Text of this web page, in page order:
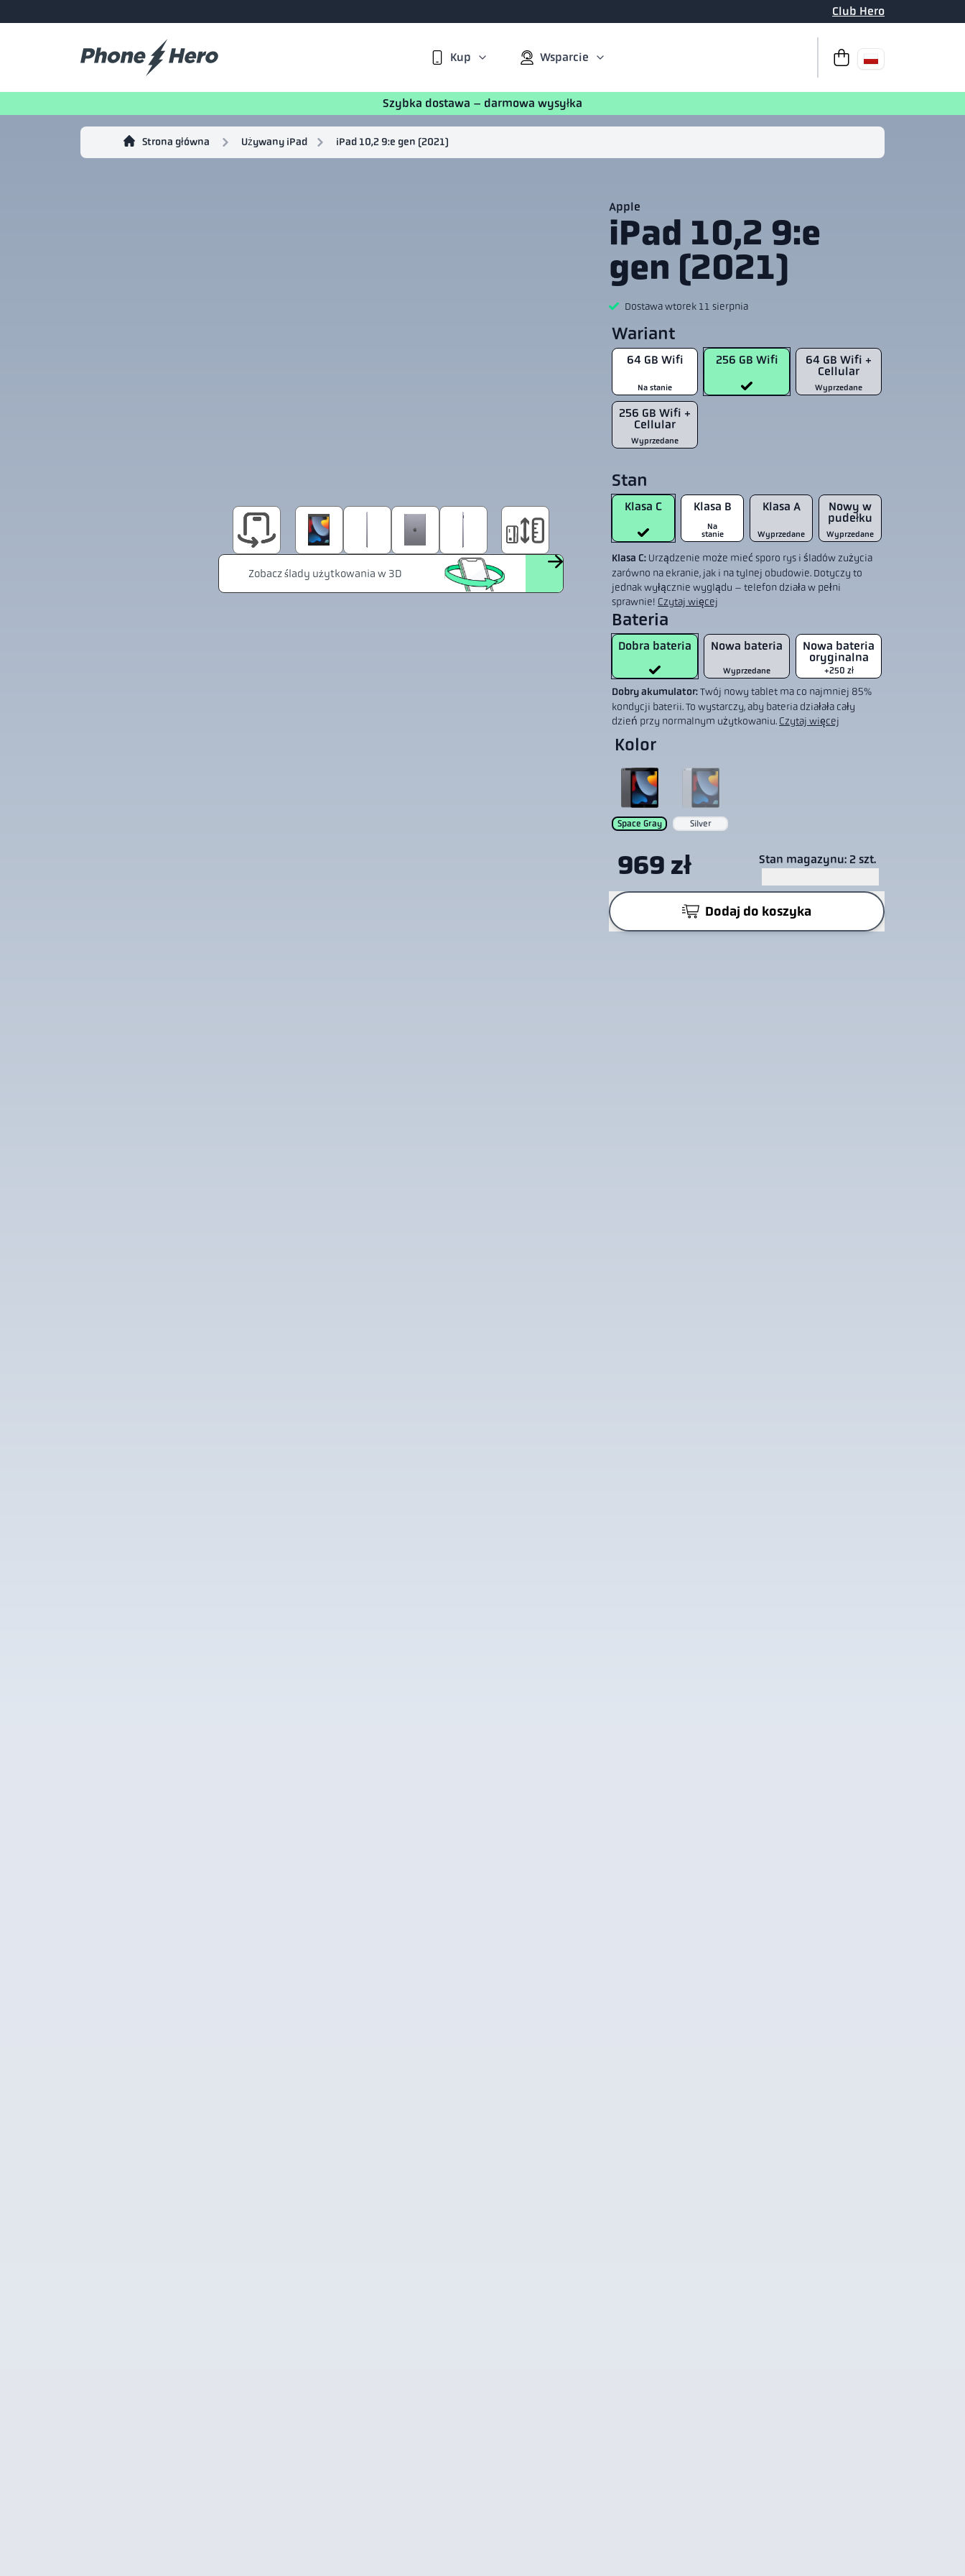
Club Hero
Kup Wsparcie
Do kasy Twój koszyk jest
Szybka dostawa – darmowa wysyłka
Strona główna Używany iPad iPad 10,2 9:e gen (2021)
Apple
iPad 10,2 9:e
gen (2021)
Dostawa wtorek 11 sierpnia
Wariant
64 GB Wifi
Na stanie
256 GB Wifi
64 GB Wifi +
Cellular
Wyprzedane
256 GB Wifi +
Cellular
Wyprzedane
Stan
Klasa C Klasa B
Na
stanie
Klasa A
Wyprzedane
Nowy w
pudełku
Wyprzedane
Klasa C: Urządzenie może mieć sporo rys i śladów zużycia
zarówno na ekranie, jak i na tylnej obudowie. Dotyczy to
jednak wyłącznie wyglądu – telefon działa w pełni
sprawnie! Czytaj więcej
Bateria
Dobra bateria Nowa bateria
Wyprzedane
Nowa bateria
oryginalna
+250 zł
Dobry akumulator:Twój nowy tablet ma co najmniej 85%
kondycji baterii. To wystarczy, aby bateria działała cały
dzień przy normalnym użytkowaniu. Czytaj więcej
Kolor
Space Gray Silver
969 zł Stan magazynu: 2 szt.
Dodaj do koszyka